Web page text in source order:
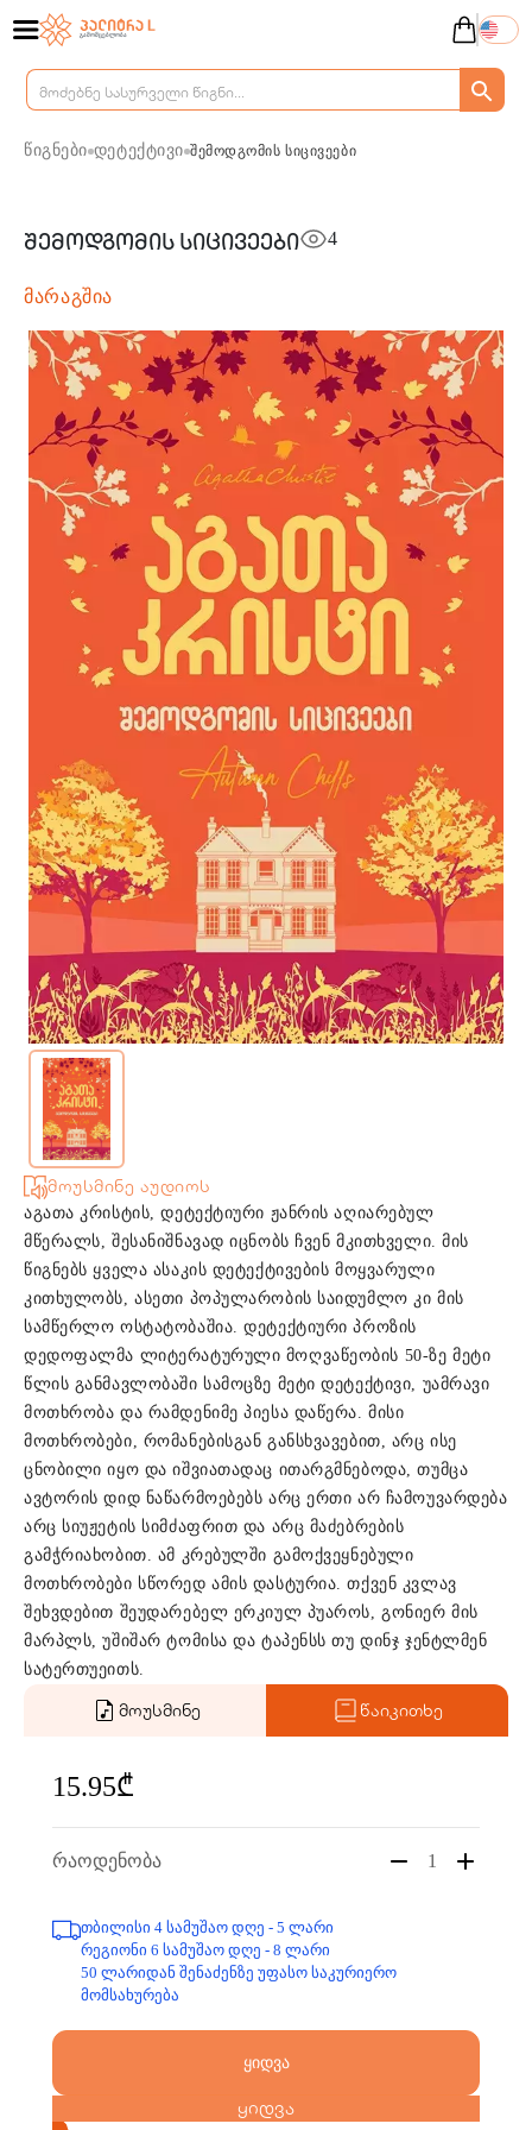
წიგნები დეტექტივი შემოდგომის სიცივეები
შემოდგომის სიცივეები 4
მარაგშია
აგათა კრისტის, დეტექტიური ჟანრის აღიარებულ
მწერალს, შესანიშნავად იცნობს ჩვენ მკითხველი. მის
წიგნებს ყველა ასაკის დეტექტივების მოყვარული
კითხულობს, ასეთი პოპულარობის საიდუმლო კი მის
სამწერლო ოსტატობაშია. დეტექტიური პროზის
დედოფალმა ლიტერატურული მოღვაწეობის 50-ზე მეტი
წლის განმავლობაში სამოცზე მეტი დეტექტივი, უამრავი
მოთხრობა და რამდენიმე პიესა დაწერა. მისი
მოთხრობები, რომანებისგან განსხვავებით, არც ისე
ცნობილი იყო და იშვიათადაც ითარგმნებოდა, თუმცა
ავტორის დიდ ნაწარმოებებს არც ერთი არ ჩამოუვარდება
არც სიუჟეტის სიმძაფრით და არც მაძებრების
გამჭრიახობით. ამ კრებულში გამოქვეყნებული
მოთხრობები სწორედ ამის დასტურია. თქვენ კვლავ
შეხვდებით შეუდარებელ ერკიულ პუაროს, გონიერ მის
მარპლს, უშიშარ ტომისა და ტაპენსს თუ დინჯ ჯენტლმენ
სატერთუეითს.
მოუსმინე აუდიოს
მოუსმინე წაიკითხე
15.95₾
რაოდენობა 1
თბილისი 4 სამუშაო დღე - 5 ლარი
რეგიონი 6 სამუშაო დღე - 8 ლარი
50 ლარიდან შენაძენზე უფასო საკურიერო
მომსახურება
ყიდვა
ყიდვა